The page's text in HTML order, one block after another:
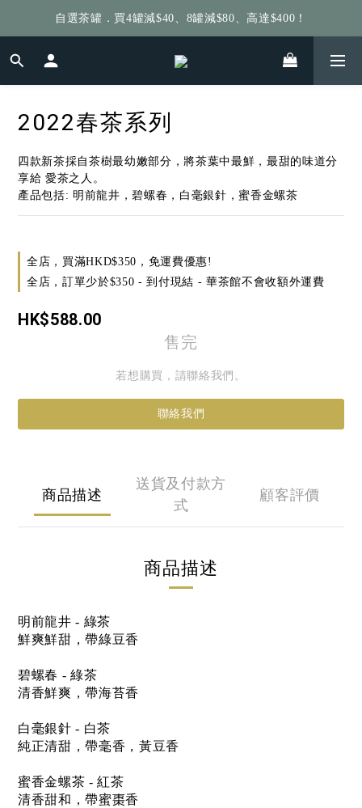
給個訂單好評，立即送你 $5 購物金！
自選茶罐．買4罐減$40、8罐減$80、高達$400！
給個訂單好評，立即送你 $5 購物金！
2022春茶系列
四款新茶採自茶樹最幼嫩部分，將茶葉中最鮮，最甜的味道分
享給 愛茶之人。
產品包括: 明前龍井，碧螺春，白毫銀針，蜜香金螺茶
全店，買滿HKD$350，免運費優惠!
全店，訂單少於$350 - 到付現結 - 華茶館不會收額外運費
HK$588.00
售完
若想購買，請聯絡我們。
聯絡我們
商品描述
送貨及付款方
式
顧客評價
商品描述
明前龍井 - 綠茶
鮮爽鮮甜，帶綠豆香
碧螺春 - 綠茶
清香鮮爽，帶海苔香
白毫銀針 - 白茶
純正清甜，帶毫香，黃豆香
蜜香金螺茶 - 紅茶
清香甜和，帶蜜棗香